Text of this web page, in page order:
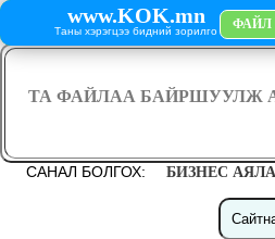
www.KOK.mn
Таны хэрэгцээ бидний зорилго ФАЙЛ
САНАЛ БОЛГОХ: БИЗНЕС